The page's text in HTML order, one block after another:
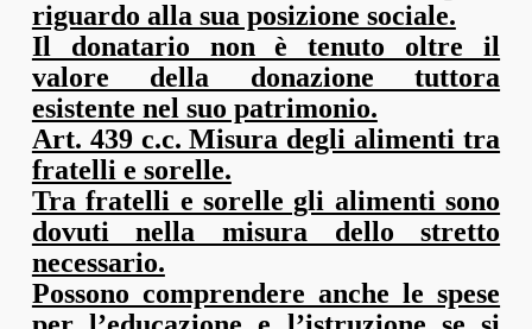
riguardo alla sua posizione sociale.
Il donatario non è tenuto oltre il
valore della donazione tuttora
esistente nel suo patrimonio.
Art. 439 c.c. Misura degli alimenti tra
fratelli e sorelle.
Tra fratelli e sorelle gli alimenti sono
dovuti nella misura dello stretto
necessario.
Possono comprendere anche le spese